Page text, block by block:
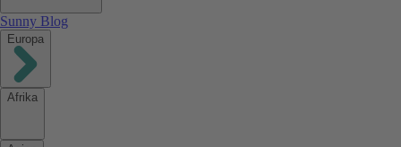
Sunny Blog
Europa
Afrika